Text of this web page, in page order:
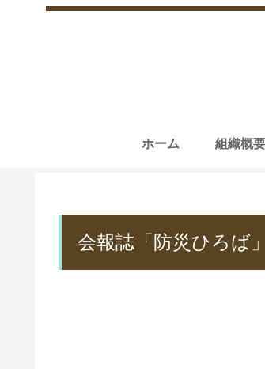
ホーム 組織概要
会報誌「防災ひろば